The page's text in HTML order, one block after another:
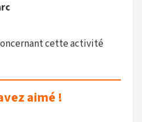
cette activité
aimé !